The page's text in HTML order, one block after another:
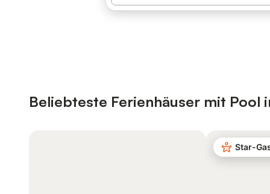
Beliebteste Ferienhäuser mit Pool
Star-